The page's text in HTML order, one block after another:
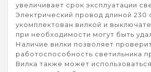
увеличивает срок эксплуатации
Электрический провод длиной 230
укомплектован вилкой и
при необходимости могут быть
Наличие вилки позволяет
работоспособность светильника
Вилка также может